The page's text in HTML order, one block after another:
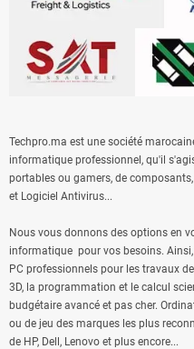
Techpro.ma est une société
informatique professionnel, qu'il
portables ou gamers, de
et Logiciel Antivirus...
Nous vous donnons des options en
informatique pour vos besoins.
PC professionnels pour les travaux
3D, la programmation et le calcul
budgétaire avancé et pas cher.
ou de jeu des marques les plus
de HP, Dell , Lenovo et plus encore...